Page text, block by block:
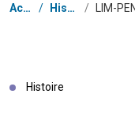
Fil d'Ariane
Accueil / Histoires /
Histoire